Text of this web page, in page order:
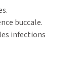
buccale.
infections